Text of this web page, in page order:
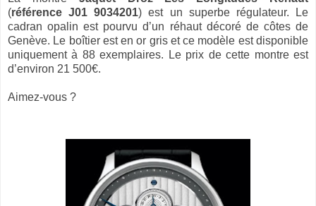
(référence J01 9034201) est un superbe régulateur. Le
cadran opalin est pourvu d’un réhaut décoré de côtes de
Genève. Le boîtier est en or gris et ce modèle est disponible
uniquement à 88 exemplaires. Le prix de cette montre est
d’environ 21 500€.
Aimez-vous ?